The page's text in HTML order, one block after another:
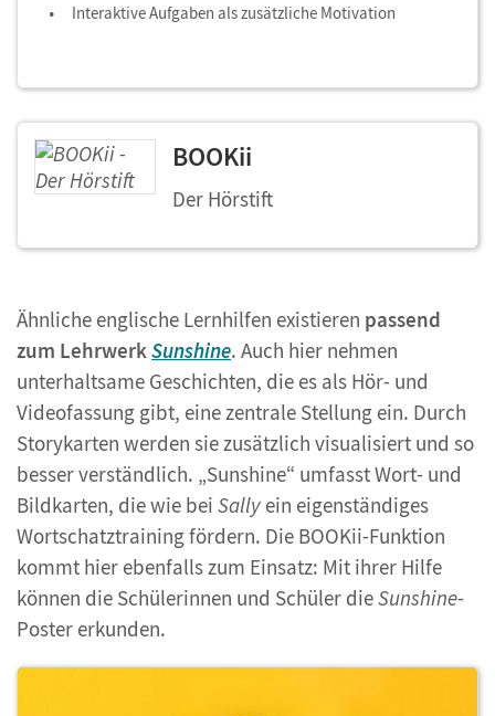
Interaktive Aufgaben als zusätzliche Motivation
BOOKii
Der Hörstift
Ähnliche englische Lernhilfen existieren passend
zum LehrwerkSunshine. Auch hier nehmen
unterhaltsame Geschichten, die es als Hör- und
Videofassung gibt, eine zentrale Stellung ein. Durch
Storykarten werden sie zusätzlich visualisiert und so
besser verständlich. „Sunshine“ umfasst Wort- und
Bildkarten, die wie bei Sally ein eigenständiges
Wortschatztraining fördern. Die BOOKii-Funktion
kommt hier ebenfalls zum Einsatz: Mit ihrer Hilfe
können die Schülerinnen und Schüler dieSunshine-
Poster erkunden.